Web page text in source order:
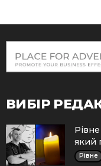
ВИБІР
який
Рівне